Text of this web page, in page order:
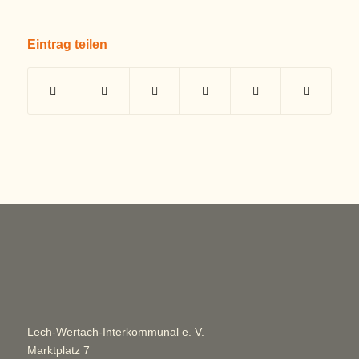
Eintrag teilen
Lech-Wertach-Interkommunal e. V.
Marktplatz 7